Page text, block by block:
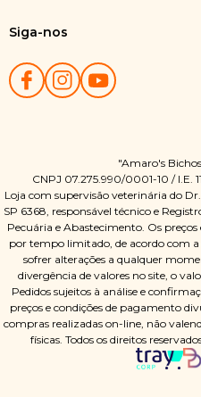
Siga-nos
"Amaro's
CNPJ 07.275.990/0001-10 / I.E.
Loja com supervisão veterinária do
SP 6368, responsável técnico e
Pecuária e Abastecimento. Os
por tempo limitado, de acordo com
sofrer alterações a qualquer
divergência de valores no site, o
Pedidos sujeitos à análise e
preços e condições de pagamento
compras realizadas on-line, não
físicas. Todos os direitos